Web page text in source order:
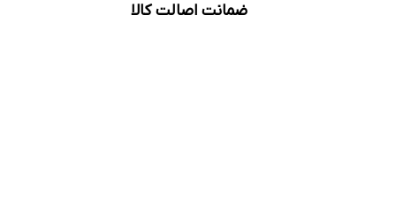
ضمانت اصالت کالا